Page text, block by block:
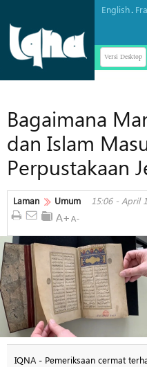
English.
Versi Desktop
Bagaimana
dan Islam
Perpustakaan
Laman Umum 15:06 - April
IQNA - Pemeriksaan cermat